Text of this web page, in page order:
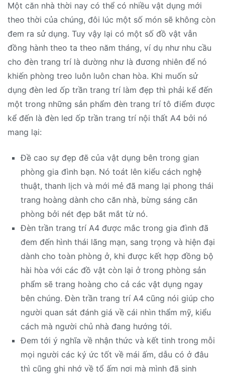
Một căn nhà thời nay có thể có nhiều vật dụng mới
theo thời của chúng, đôi lúc một số món sẽ không còn
đem ra sử dụng. Tuy vậy lại có một số đồ vật vẫn
đồng hành theo ta theo năm tháng, ví dụ như nhu cầu
cho đèn trang trí là dường như là đương nhiên để nó
khiến phòng treo luôn luôn chan hòa. Khi muốn sử
dụng đèn led ốp trần trang trí làm đẹp thì phải kể đến
một trong những sản phẩm đèn trang trí tô điểm được
kể đến là đèn led ốp trần trang trí nội thất A4 bởi nó
mang lại:
Đề cao sự đẹp đẽ của vật dụng bên trong gian
phòng gia đình bạn. Nó toát lên kiểu cách nghệ
thuật, thanh lịch và mới mẻ đã mang lại phong thái
trang hoàng dành cho căn nhà, bừng sáng căn
phòng bởi nét đẹp bắt mắt từ nó.
Đèn trần trang trí A4 được mắc trong gia đình đã
đem đến hình thái lãng mạn, sang trọng và hiện đại
dành cho toàn phòng ở, khi được kết hợp đồng bộ
hài hòa với các đồ vật còn lại ở trong phòng sản
phẩm sẽ trang hoàng cho cả các vật dụng ngay
bên chúng. Đèn trần trang trí A4 cũng nói giúp cho
người quan sát đánh giá về cái nhìn thẩm mỹ, kiểu
cách mà người chủ nhà đang hướng tới.
Đem tới ý nghĩa về nhận thức và kết tinh trong mỗi
mọi người các ký ức tốt về mái ấm, dẫu có ở đâu
thì cũng ghi nhớ về tổ ấm nơi mà mình đã sinh